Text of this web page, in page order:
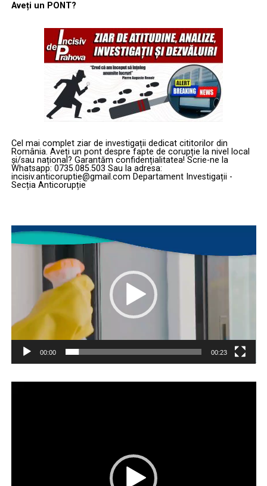
Aveți un PONT?
Cel mai complet ziar de investigații dedicat cititorilor din
România. Aveți un pont despre fapte de corupție la nivel local
și/sau național? Garantăm confidențialitatea! Scrie-ne la
Whatsapp: 0735.085.503 Sau la adresa:
incisiv.anticoruptie@gmail.com Departament Investigații -
Secția Anticorupție
Player
video
00:00 00:23
Player